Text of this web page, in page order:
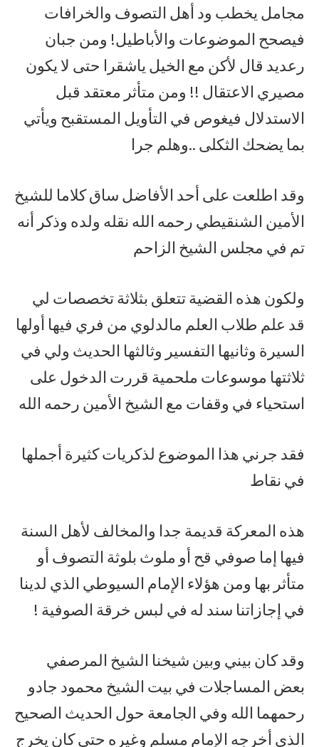
مجامل يخطب ود أهل التصوف والخرافات
فيصحح الموضوعات والأباطيل! ومن جبان
رعديد قال لأكن مع الخيل ياشقرا حتى لا يكون
مصيري الاعتقال !! ومن متأثر معتقد قبل
الاستدلال فيغوص في التأويل المستقبح ويأتي
بما يضحك الثكلى ..وهلم جرا
وقد اطلعت على أحد الأفاضل ساق كلاما للشيخ
الأمين الشنقيطي رحمه الله نقله ولده وذكر أنه
تم في مجلس الشيخ الزاحم
ولكون هذه القضية تتعلق بثلاثة تخصصات لي
قد علم طلاب العلم مالدلوي من فري فيها أولها
السيرة وثانيها التفسير وثالثها الحديث ولي في
ثلاثتها موسوعات ملحمية قررت الدخول على
استحياء في وقفات مع الشيخ الأمين رحمه الله
فقد جرني هذا الموضوع لذكريات كثيرة أجملها
في نقاط
هذه المعركة قديمة جدا والمخالف لأهل السنة
فيها إما صوفي قح أو ملوث بلوثة التصوف أو
متأثر بها ومن هؤلاء الإمام السيوطي الذي لدينا
في إجازاتنا سند له في لبس خرقة الصوفية !
وقد كان بيني وبين شيخنا الشيخ المرصفي
بعض المساجلات في بيت الشيخ محمود جادو
رحمهما الله وفي الجامعة حول الحديث الصحيح
الذي أخرجه الإمام مسلم وغيره حتى كان يخرج